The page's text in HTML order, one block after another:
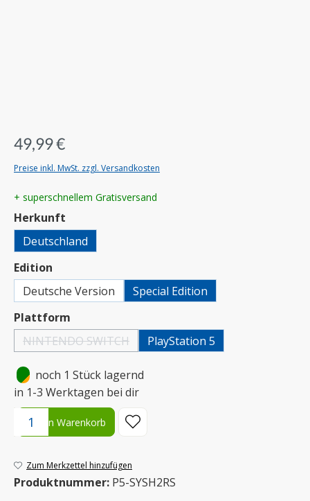
49,99 €
Preise inkl. MwSt. zzgl. Versandkosten
+ superschnellem Gratisversand
Herkunft
Deutschland
Edition
Deutsche Version
Special Edition
Plattform
NINTENDO SWITCH(Diese Option ist zurzeit nicht verfügbar.)
PlayStation 5
noch 1 Stück lagernd
in 1-3 Werktagen bei dir
Produkt Anzahl: Gib den gewünschten Wert ein oder benutze
In den Warenkorb
Zum Merkzettel hinzufügen
Produktnummer: P5-SYSH2RS